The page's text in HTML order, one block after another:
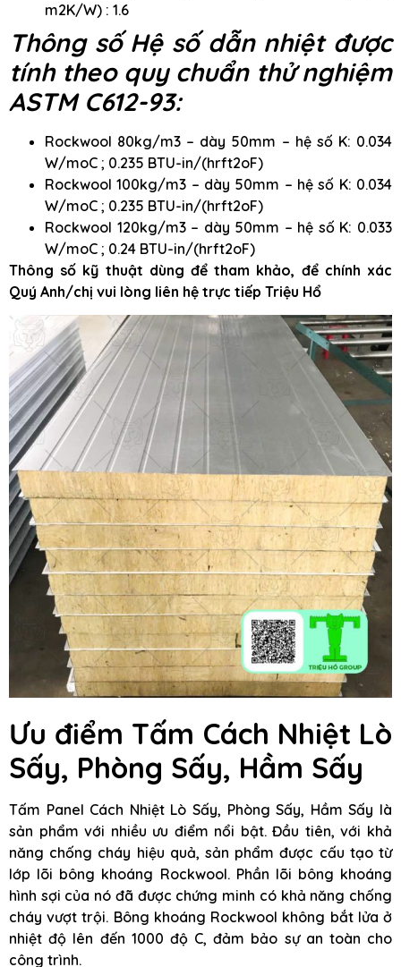
m2K/W) : 1.6
Thông số Hệ số dẫn nhiệt được
tính theo quy chuẩn thử nghiệm
ASTM C612-93:
Rockwool 80kg/m3 – dày 50mm – hệ số K: 0.034
W/moC ; 0.235 BTU-in/(hrft2oF)
Rockwool 100kg/m3 – dày 50mm – hệ số K: 0.034
W/moC ; 0.235 BTU-in/(hrft2oF)
Rockwool 120kg/m3 – dày 50mm – hệ số K: 0.033
W/moC ; 0.24 BTU-in/(hrft2oF)
Thông số kỹ thuật dùng để tham khảo, để chính xác
Quý Anh/chị vui lòng liên hệ trực tiếp Triệu Hổ
Ưu điểm Tấm Cách Nhiệt Lò
Sấy, Phòng Sấy, Hầm Sấy
Tấm Panel Cách Nhiệt Lò Sấy, Phòng Sấy, Hầm Sấy là
sản phẩm với nhiều ưu điểm nổi bật. Đầu tiên, với khả
năng chống cháy hiệu quả, sản phẩm được cấu tạo từ
lớp lõi bông khoáng Rockwool. Phần lõi bông khoáng
hình sợi của nó đã được chứng minh có khả năng chống
cháy vượt trội. Bông khoáng Rockwool không bắt lửa ở
nhiệt độ lên đến 1000 độ C, đảm bảo sự an toàn cho
công trình.